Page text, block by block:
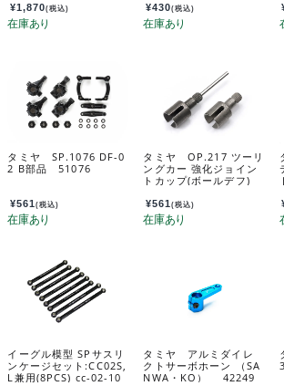
¥1,870(税込) ¥430(税込)
タミヤ SP.1076 DF-0
2 B部品 51076
¥561(税込)
タミヤ OP.217 ツーリ
ングカー 強化ジョイン
トカップ(ボールデフ)
¥561(税込)
イーグル模型 SPサスリ
ンケージセット:CC02S,
L兼用(8PCS) cc-02-10
タミヤ アルミダイレ
クトサーボホーン （SA
NWA・KO） 42249